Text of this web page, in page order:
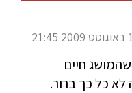
שהמושג חיים
כל כך ברור.